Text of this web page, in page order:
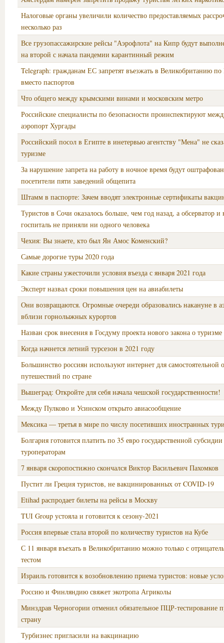
Налоговые органы увеличили количество предоставляемых
несколько раз
Все грузопассажирские рейсы "Аэрофлота" на Кипр будут
на второй с начала пандемии карантинный режим
Telegraph: гражданам ЕС запретят въезжать в Великобританию
вместо паспортов
Что общего между крымскими винами и московским метро
Российские специалисты по безопасности проинспектируют
аэропорт Хургады
Российский посол в Египте в инетервью агентству "Мена" не
туризме
За нарушение запрета на работу в ночное время будут
посетители пяти заведений общепита
Штамм в паспорте: Зачем вводят электронные сертификаты
Туристов в Сочи оказалось больше, чем год назад, а обсерватор
госпиталь не приняли ни одного человека
Чехия: Вы знаете, кто был Ян Амос Коменский?
Самые дорогие туры 2020 года
Какие страны ужесточили условия въезда с января 2021 года
Эксперт назвал сроки повышения цен на авиабилеты
Они возвращаются. Огромные очереди образовались накануне в
вблизи горнолыжных курортов
Назван срок внесения в Госдуму проекта нового закона о туризме
Когда начнется летний турсезон в 2021 году
Большинство россиян используют интернет для самостоятельной
путешествий по стране
Вышеград: Откройте для себя начала чешской государственности!
Между Пулково и Усинском открыто авиасообщение
Мексика — третья в мире по числу посетивших иностранных
Болгария готовится платить по 35 евро государственной
туроператорам
7 января скоропостижно скончался Виктор Васильевич Пахомков
Пустит ли Греция туристов, не вакцинированных от COVID-19
Etihad распродает билеты на рейсы в Москву
TUI Group устояла и готовится к сезону-2021
Россия впервые стала второй по количеству туристов на Кубе
С 11 января въехать в Великобританию можно только с
тестом
Израиль готовится к возобновлению приема туристов: новые
Россию и Финляндию свяжет экотропа Агриколы
Минздрав Черногории отменил обязательное ПЦР-тестирование
страну
Турбизнес пригласили на вакцинацию